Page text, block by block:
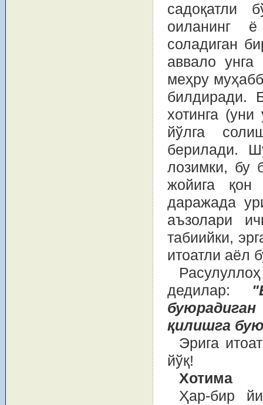
садоқатли
оиланинг ё
соладиган
аввало
меҳру
билдиради.
хотинга
йўлга
берилади.
лозимки, бу
жойига қон
даражада
аъзолари
табиийки,
итоатли аёл
дедилар:
қилишга
Эрига
йўқ!
Хотима
Ҳар-бир